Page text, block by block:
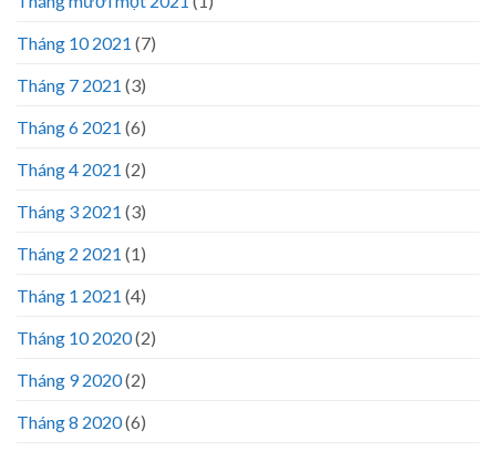
Tháng 10 2021 (7)
Tháng 7 2021 (3)
Tháng 6 2021 (6)
Tháng 4 2021 (2)
Tháng 3 2021 (3)
Tháng 2 2021 (1)
Tháng 1 2021 (4)
Tháng 10 2020(2)
Tháng 9 2020(2)
Tháng 8 2020(6)